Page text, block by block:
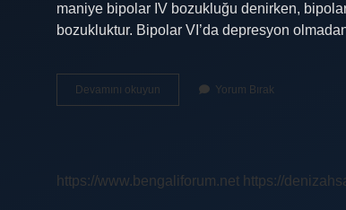
maniye bipolar IV bozukluğu denirken,
bozukluktur. Bipolar VI’da depresyon
Devamını okuyun
Tip
Yorum Bırak
https://www.bengaliforum.net https://